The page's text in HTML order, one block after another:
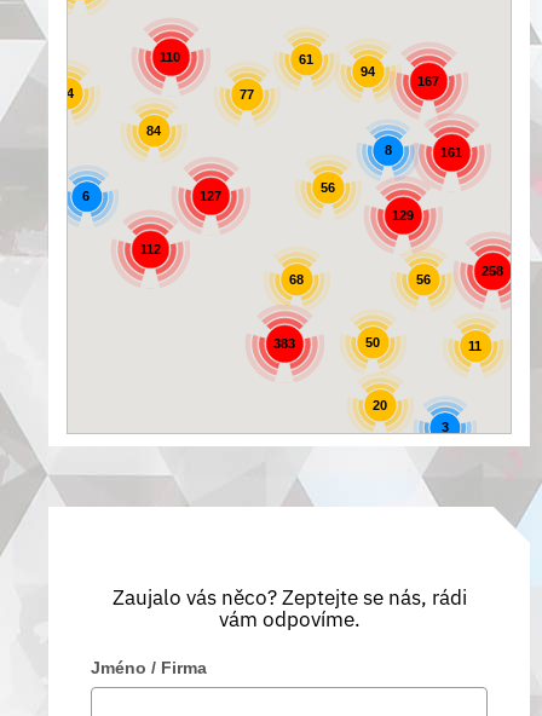
167
110
56
127
50
56
383
77
94
61
161
112
258
20
3
68
84
11
129
44
8
6
Zaujalo vás něco? Zeptejte se nás, rádi
vám odpovíme.
Jméno / Firma